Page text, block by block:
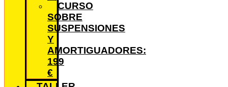
CURSO
SOBRE
SUSPENSIONES
Y
AMORTIGUADORES:
199
€